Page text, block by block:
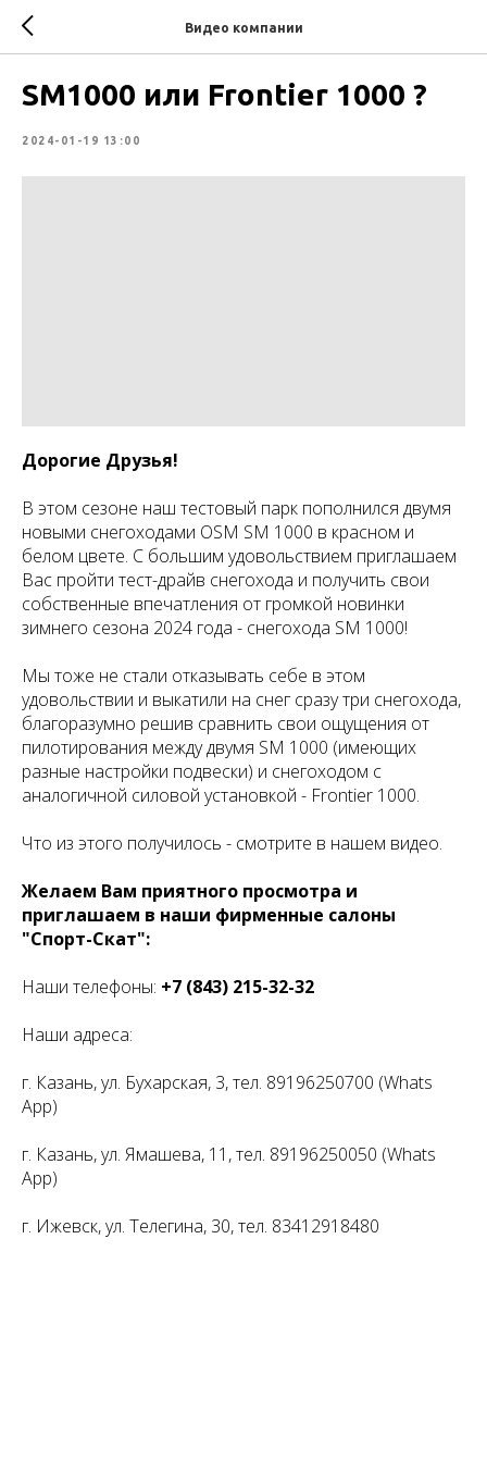
Видео компании
SM1000 или Frontier 1000 ?
2024-01-19 13:00
Дорогие Друзья!
В этом сезоне наш тестовый парк пополнился двумя
новыми снегоходами OSM SM 1000 в красном и
белом цвете. С большим удовольствием приглашаем
Вас пройти тест-драйв снегохода и получить свои
собственные впечатления от громкой новинки
зимнего сезона 2024 года - снегохода SM 1000!
Мы тоже не стали отказывать себе в этом
удовольствии и выкатили на снег сразу три снегохода,
благоразумно решив сравнить свои ощущения от
пилотирования между двумя SM 1000 (имеющих
разные настройки подвески) и снегоходом с
аналогичной силовой установкой - Frontier 1000.
Что из этого получилось - смотрите в нашем видео.
Желаем Вам приятного просмотра и
приглашаем в наши фирменные салоны
"Спорт-Скат":
Наши телефоны: +7 (843) 215-32-32
Наши адреса:
г. Казань, ул. Бухарская, 3, тел. 89196250700 (Whats
App)
г. Казань, ул. Ямашева, 11, тел. 89196250050 (Whats
App)
г. Ижевск, ул. Телегина, 30, тел. 83412918480